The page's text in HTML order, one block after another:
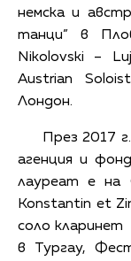
немска и
танци” в
Nikolovski –
Austrian Soloist
Лондон.
През 2017 г.
агенция и
лауреат е на
Konstantin et
соло кларинет
в Тургау,